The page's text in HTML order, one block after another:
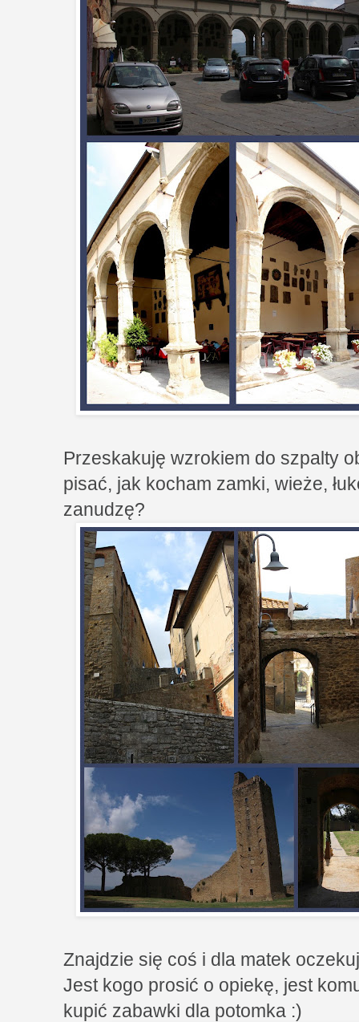
Przeskakuję wzrokiem do szpalty
pisać, jak kocham zamki, wieże,
zanudzę?
Znajdzie się coś i dla matek
Jest kogo prosić o opiekę, jest
kupić zabawki dla potomka :)